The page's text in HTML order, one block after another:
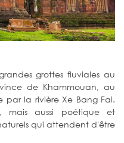
grottes fluviales au
de Khammouan, au
par la rivière Xe Bang Fai.
mais aussi poétique et
qui attendent d'être